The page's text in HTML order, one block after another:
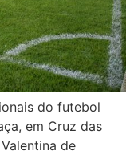
do futebol
em Cruz das
de